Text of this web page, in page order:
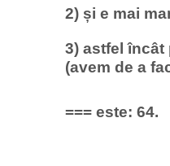
2) și e mai
3) astfel încât
(avem de a
=== este: 64.